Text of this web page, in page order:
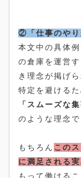
②「仕事のやり
本文中の具体
の倉庫を運営
き理念が掲げ
特定を避ける
「スムーズな
のような理念で
もちろん この
に満足される
もって働ける